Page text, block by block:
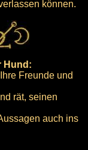
können.
Hund:
Freunde und
rät, seinen
auch ins